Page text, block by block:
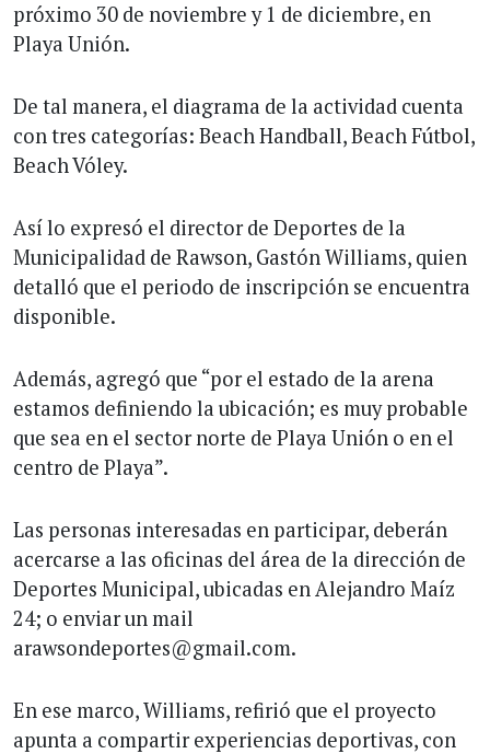
próximo 30 de noviembre y 1 de diciembre, en
Playa Unión.
De tal manera, el diagrama de la actividad cuenta
con tres categorías: Beach Handball, Beach Fútbol,
Beach Vóley.
Así lo expresó el director de Deportes de la
Municipalidad de Rawson, Gastón Williams, quien
detalló que el periodo de inscripción se encuentra
disponible.
Además, agregó que “por el estado de la arena
estamos definiendo la ubicación; es muy probable
que sea en el sector norte de Playa Unión o en el
centro de Playa”.
Las personas interesadas en participar, deberán
acercarse a las oficinas del área de la dirección de
Deportes Municipal, ubicadas en Alejandro Maíz
24; o enviar un mail
arawsondeportes@gmail.com.
En ese marco, Williams, refirió que el proyecto
apunta a compartir experiencias deportivas, con